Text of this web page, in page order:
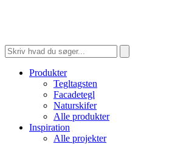
Produkter
Tegltagsten
Facadetegl
Naturskifer
Alle produkter
Inspiration
Alle projekter